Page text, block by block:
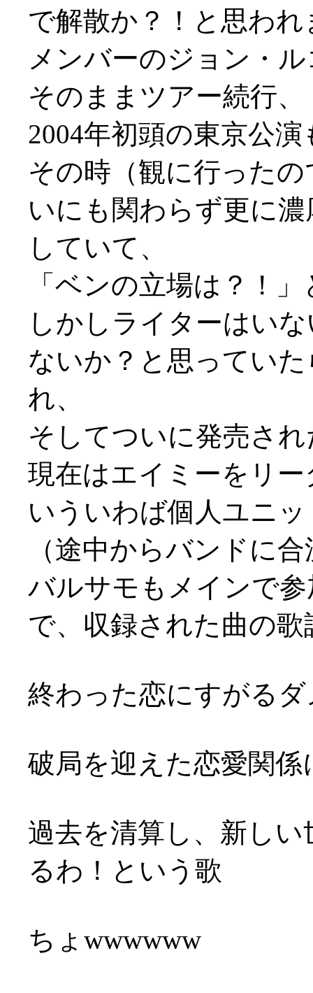
で解散か？！と思わ
メンバーのジョン・
そのままツアー続行、
2004年初頭の東京公
その時（観に行った
いにも関わらず更に
していて、
「ベンの立場は？！
しかしライターはい
ないか？と思ってい
れ、
そしてついに発売さ
現在はエイミーをリ
いういわば個人ユニ
（途中からバンドに
バルサモもメインで参
で、収録された曲の
終わった恋にすがる
破局を迎えた恋愛関
過去を清算し、新し
るわ！という歌
ちょwwwwww